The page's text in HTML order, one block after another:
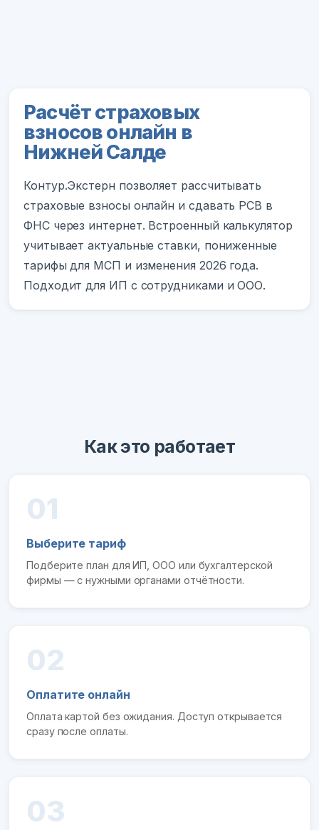
Расчёт страховых
взносов онлайн в
Нижней Салде
Контур.Экстерн позволяет рассчитывать
страховые взносы онлайн и сдавать РСВ в
ФНС через интернет. Встроенный калькулятор
учитывает актуальные ставки, пониженные
тарифы для МСП и изменения 2026 года.
Подходит для ИП с сотрудниками и ООО.
Как это работает
01
Выберите тариф
Подберите план для ИП, ООО или бухгалтерской
фирмы — с нужными органами отчётности.
02
Оплатите онлайн
Оплата картой без ожидания. Доступ открывается
сразу после оплаты.
03